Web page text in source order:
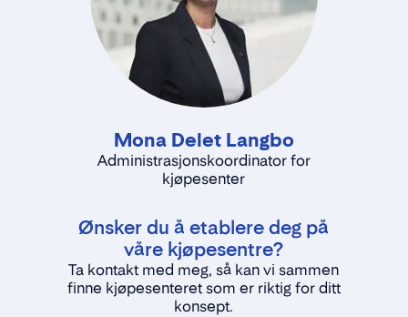
Ønsker du å etablere deg på
våre kjøpesentre?
Ta kontakt med meg, så kan vi sammen
finne kjøpesenteret som er riktig for ditt
konsept.
Mona Delet Langbo
Administrasjonskoordinator for
kjøpesenter